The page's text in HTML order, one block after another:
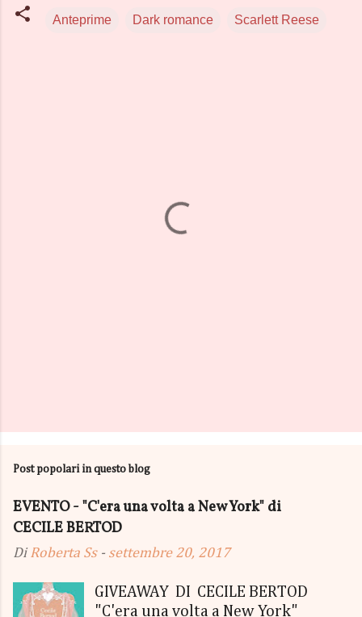
Anteprime Dark romance Scarlett Reese
Post popolari in questo blog
EVENTO - "C'era una volta a New York" di
CECILE BERTOD
DiRoberta Ss - settembre 20, 2017
GIVEAWAY DI CECILE BERTOD
"C'era una volta a New York"